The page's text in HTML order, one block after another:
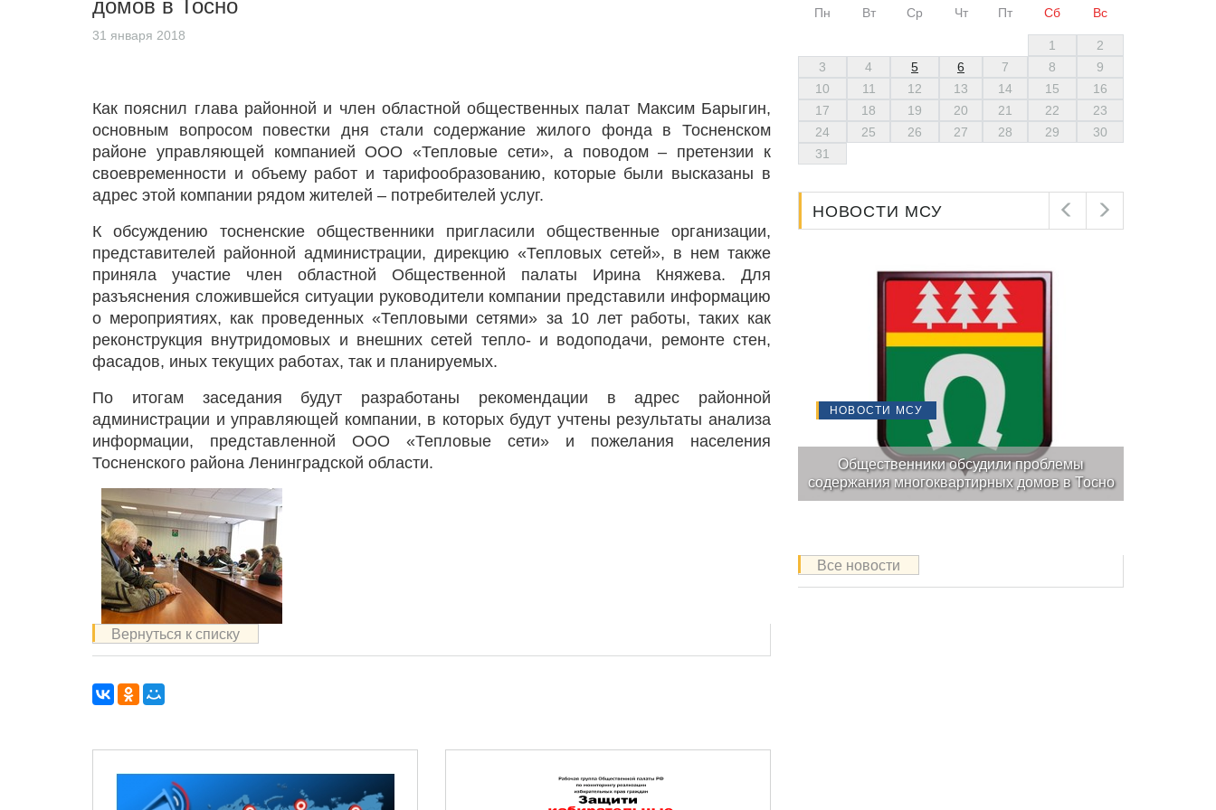
домов в Тосно
31 января 2018
Как пояснил глава районной и член областной общественных палат Максим Барыгин,
основным вопросом повестки дня стали содержание жилого фонда в Тосненском
районе управляющей компанией ООО «Тепловые сети», а поводом – претензии к
своевременности и объему работ и тарифообразованию, которые были высказаны в
адрес этой компании рядом жителей – потребителей услуг.
К обсуждению тосненские общественники пригласили общественные организации,
представителей районной администрации, дирекцию «Тепловых сетей», в нем также
приняла участие член областной Общественной палаты Ирина Княжева. Для
разъяснения сложившейся ситуации руководители компании представили информацию
о мероприятиях, как проведенных «Тепловыми сетями» за 10 лет работы, таких как
реконструкция внутридомовых и внешних сетей тепло- и водоподачи, ремонте стен,
фасадов, иных текущих работах, так и планируемых.
По итогам заседания будут разработаны рекомендации в адрес районной
администрации и управляющей компании, в которых будут учтены результаты анализа
информации, представленной ООО «Тепловые сети» и пожелания населения
Тосненского района Ленинградской области.
Вернуться к списку
Пн Вт Ср Чт Пт Сб Вс
1
2
3
4 5 6 7 8
9
10
11 12 13 14 15
16
17
18 19 20 21 22
23
24
25 26 27 28 29
30
31
НОВОСТИ МСУ
НОВОСТИ МСУ
Общественники обсудили проблемы
содержания многоквартирных домов в Тосно
Все новости